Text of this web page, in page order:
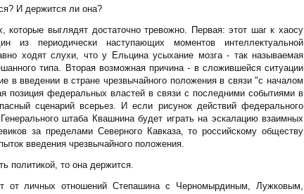
И держится ли она?
которые выглядят достаточно тревожно. Первая: этот шаг к хаосу
из периодически наступающих моментов интеллектуальной
ходят слухи, что у Ельцина усыхание мозга - так называемая
типа. Вторая возможная причина - в сложившейся ситуации
в введении в стране чрезвычайного положения в связи "с началом
позиция федеральных властей в связи с последними событиями в
сценарий всерьез. И если рисунок действий федерального
штаба Квашнина будет играть на эскалацию взаимных
за пределами Северного Кавказа, то российскому обществу
введения чрезвычайного положения.
политикой, то она держится.
от личных отношений Степашина с Черномырдиным, Лужковым,